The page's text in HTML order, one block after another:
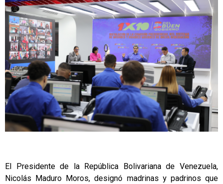
El Presidente de la República Bolivariana de Venezuela,
Nicolás Maduro Moros, designó madrinas y padrinos que